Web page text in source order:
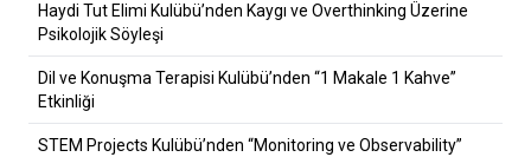
Haydi Tut Elimi Kulübü’nden Kaygı ve Overthinking Üzerine
Psikolojik Söyleşi
Dil ve Konuşma Terapisi Kulübü’nden “1 Makale 1 Kahve”
Etkinliği
STEM Projects Kulübü’nden “Monitoring ve Observability”